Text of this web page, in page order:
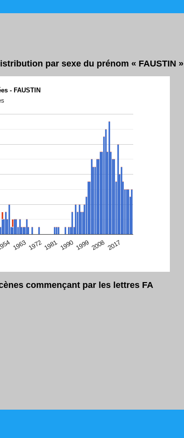
par sexe du prénom « FAUSTIN »
- FAUSTIN
1963 19721981 1990 1999 2008 2017
avec le navigateur Safari en ce moment)
commençant par les lettres FA